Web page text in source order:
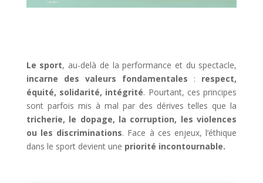
Le sport, au-delà de la performance et du spectacle,
incarne des valeurs fondamentales : respect,
équité, solidarité, intégrité. Pourtant, ces principes
sont parfois mis à mal par des dérives telles que la
tricherie, le dopage, la corruption, les violences
ou les discriminations. Face à ces enjeux, l’éthique
dans le sport devient une priorité incontournable.